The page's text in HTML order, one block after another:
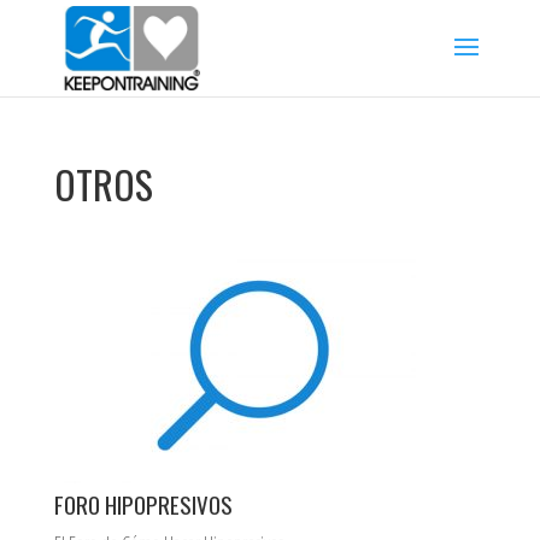
OTROS
FORO HIPOPRESIVOS